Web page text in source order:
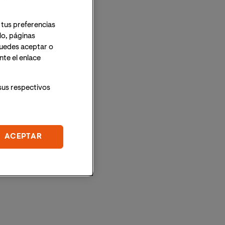
preferencias
páginas
aceptar o
el enlace
respectivos
ACEPTAR